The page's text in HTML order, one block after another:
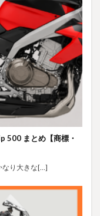
500 まとめ【商標・
なり大きな[…]